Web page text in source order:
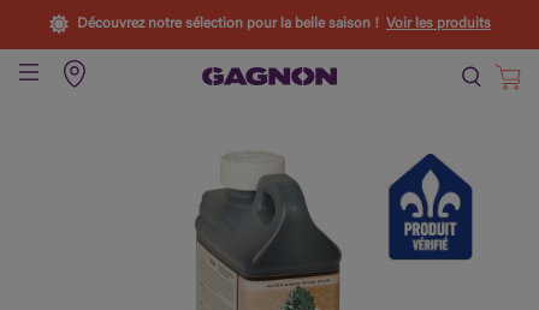
Découvrez notre sélection pour la belle saison ! Voir les produits